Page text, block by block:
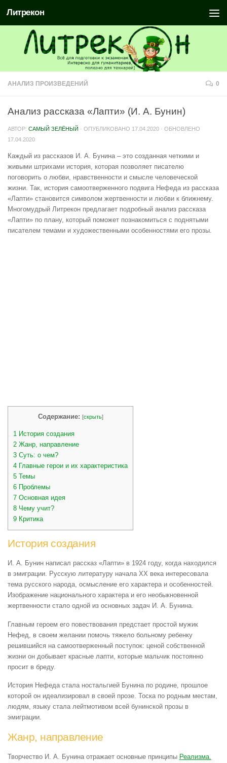
Литрекон
АНАЛИЗ ПРОИЗВЕДЕНИЙ 0
Анализ рассказа «Лапти» (И. А. Бунин)
АВТОР: САМЫЙ ЗЕЛЁНЫЙ · ОПУБЛИКОВАНО 17.04.2020 · ОБНОВЛЕНО
17.04.2020
Каждый из рассказов И. А. Бунина – это созданная четкими и
живыми штрихами история, которая позволяет писателю
поговорить о любви, нравственности и смысле человеческой
жизни. Так, история самоотверженного подвига Нефеда из рассказа
«Лапти» становится символом жертвенности и любви к ближнему.
Многомудрый Литрекон предлагает подробный анализ рассказа
«Лапти» по плану, который поможет познакомиться с поднятыми
писателем темами и художественными особенностями его прозы.
Содержание: [скрыть]
1
История создания
2 Жанр, направление
3 Суть: о чем?
4 Главные герои и их характеристика
5 Темы
6 Проблемы
7 Основная идея
8 Чему учит?
9 Критика
История создания
И. А. Бунин написал рассказ «Лапти» в 1924 году, когда находился
в эмиграции. Русскую литературу начала XX века интересовала
тема русского народа, осмысление его характера и особенностей.
Изображение национального характера и его необыкновенной
жертвенности стало одной из основных задач И. А. Бунина.
Главным героем его повествования предстает простой мужик
Нефед, в своем желании помочь тяжело больному ребенку
решившийся на самоотверженный поступок: ценой собственной
жизни он добывает красные лапти, которые мальчик постоянно
просит в бреду.
История Нефеда стала ностальгией Бунина по родине, прошлое
которой он идеализировал в своей прозе. Тоска по родным местам,
людям, языку стала лейтмотивом всей бунинской прозы в
эмиграции.
Жанр, направление
Творчество И. А. Бунина отражает основные принципы Реализма.